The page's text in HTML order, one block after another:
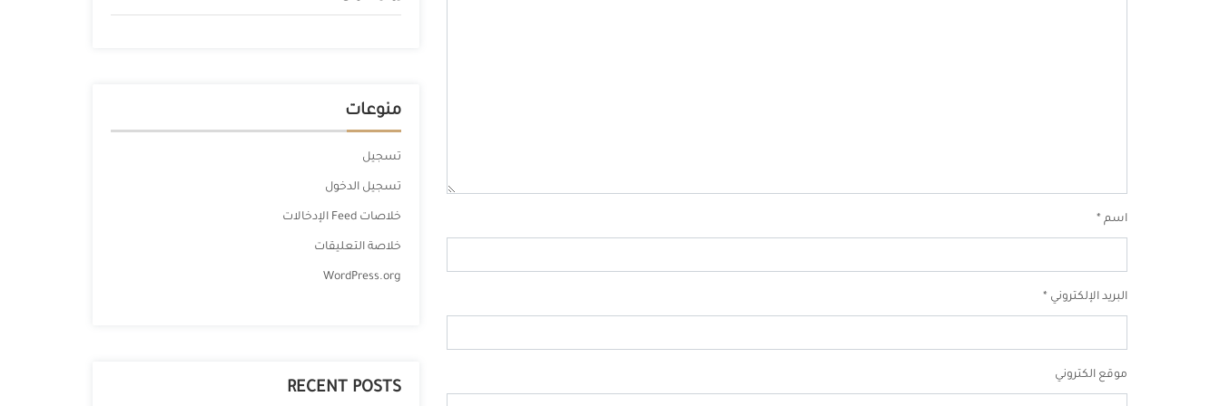
اسم *
البريد الإلكتروني *
موقع الكتروني
منوعات
تسجيل
تسجيل الدخول
خلاصات Feed الإدخالات
خلاصة التعليقات
WordPress.org
RECENT POSTS